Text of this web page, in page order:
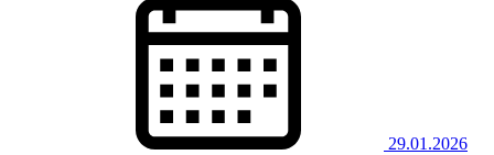
29.01.2026